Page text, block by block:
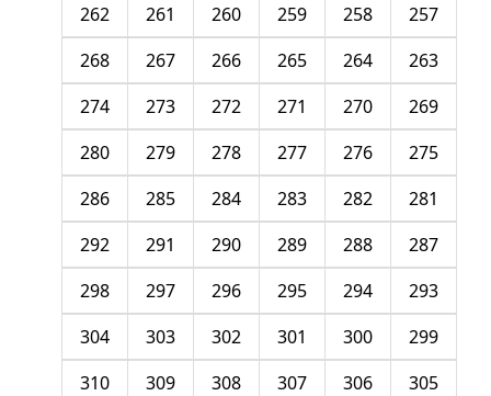
257
258
259
260
261
262
263
264
265
266
267
268
269
270
271
272
273
274
275
276
277
278
279
280
281
282
283
284
285
286
287
288
289
290
291
292
293
294
295
296
297
298
299
300
301
302
303
304
305
306
307
308
309
310